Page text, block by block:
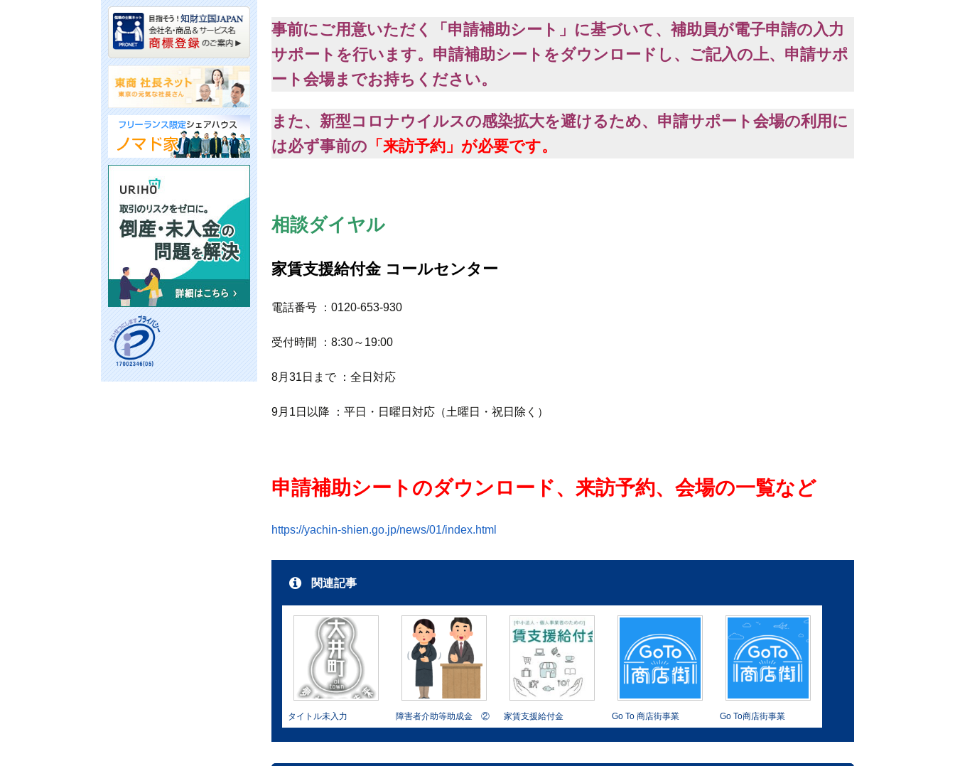
事前にご用意いただく「申請補助シート」に基づいて、補助員が電子申請の入力
サポートを行います。申請補助シートをダウンロードし、ご記入の上、申請サポ
ート会場までお持ちください。
また、新型コロナウイルスの感染拡大を避けるため、申請サポート会場の利用に
は必ず事前の 「来訪予約」が必要です。
相談ダイヤル
家賃支援給付金 コールセンター
電話番号 ：0120-653-930
受付時間 ：8:30～19:00
8月31日まで ：全日対応
9月1日以降 ：平日・日曜日対応（土曜日・祝日除く）
申請補助シートのダウンロード、来訪予約、会場の一覧など
https://yachin-shien.go.jp/news/01/index.html
関連記事
タイトル未入力 障害者介助等助成金 ② 家賃支援給付金 Go To 商店街事業 Go To商店街事業
カ
イ
ブ